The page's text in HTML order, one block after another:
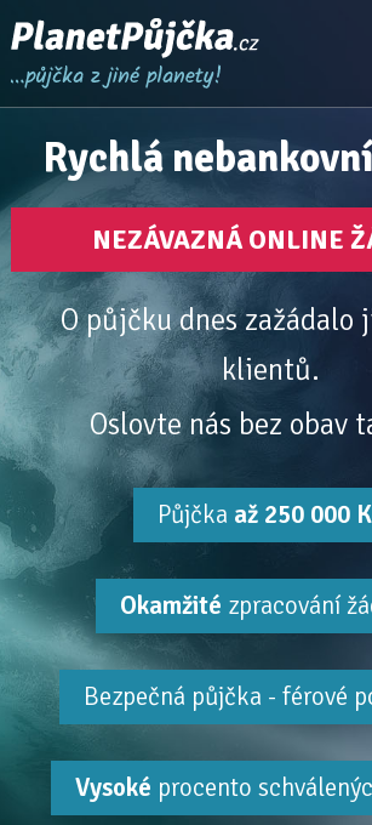
Rychlá
NEZÁVAZNÁ ONLINE
O půjčku dnes zažádalo
klientů.
Oslovte nás bez obav
Půjčka až 250 000
Okamžité zpracování
Bezpečná půjčka - férové
Vysoké procento